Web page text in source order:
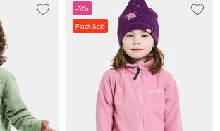
-31%
Flash Sale